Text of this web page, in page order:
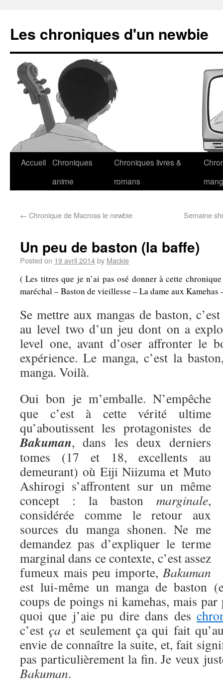
Les chroniques d'un newbie
Accueil Chroniques
anime
Chroniques livres &
romans
← Chronique de Macross le newbie Semaine
Un peu de baston (la baffe)
Posted on 19 avril 2014by Mackie
( Les titres que je n’ai pas osé donner à cette
maréchal – Baston de vieillesse – La dame aux
Se mettre aux mangas de baston,
au level two d’un jeu dont on a
level one, avant d’oser affronter le
expérience. Le manga, c’est la
manga. Voilà.
Oui bon je m’emballe. N’empêche
que c’est à cette vérité ultime
qu’aboutissent les protagonistes de
Bakuman, dans les deux derniers
tomes (17 et 18, excellents au
demeurant) où Eiji Niizuma et Muto
Ashirogi s’affrontent sur un même
concept : la baston marginale,
considérée comme le retour aux
sources du manga shonen. Ne me
demandez pas d’expliquer le terme
marginal dans ce contexte, c’est assez
fumeux mais peu importe, Bakuman
est lui-même un manga de baston
coups de poings ni kamehas, mais
quoi que j’aie pu dire dans des
c’estça et seulement ça qui fait
envie de connaître la suite, et, fait
pas particulièrement la fin. Je veux
Bakuman.